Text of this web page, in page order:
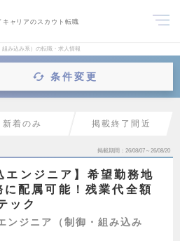
キャリアのスカウト転職
み込み系）の転職・求人情報
条件変更
新着のみ 掲載終了間近
掲載期間 26/08/07～26/08/20
エンジニア】希望勤務地
配属可能！残業代全額
ック
ンジニア（制御・組み込み